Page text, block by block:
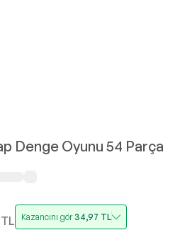
Denge Oyunu 54 Parça
TL Kazancını gör34,97 TL